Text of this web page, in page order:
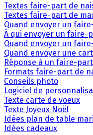
Textes faire-part de
Textes faire-part de
Quand envoyer un
À qui envoyer un faire-
Quand envoyer un
Quand envoyer une
Réponse à un faire-
Formats faire-part de
Conseils photo
Logiciel de
Texte carte de voeux
Texte Joyeux Noël
Idées plan de table
Idées cadeaux